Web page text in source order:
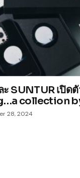
ะ SUNTUR เปิด
collection
28, 2024